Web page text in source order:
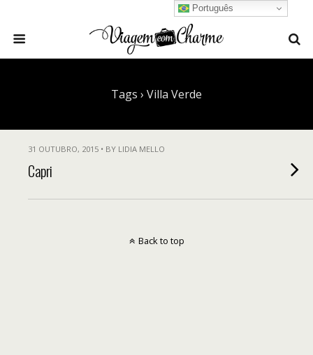
Tags › Villa Verde
31 OUTUBRO, 2015 • BY LIDIA MELLO
Capri
Português
Back to top